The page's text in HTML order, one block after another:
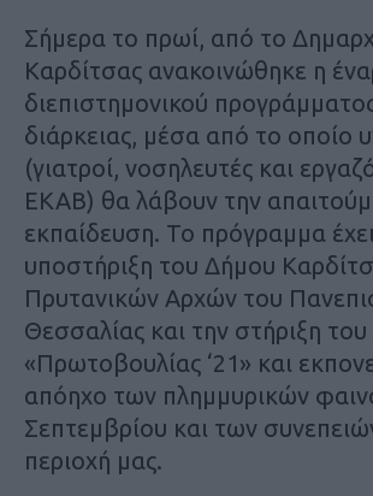
Σήμερα το πρωί, από το
Καρδίτσας ανακοινώθηκε η
διεπιστημονικού
διάρκειας, μέσα από το οποίο
(γιατροί, νοσηλευτές και
ΕΚΑΒ) θα λάβουν την
εκπαίδευση. Το πρόγραμμα
υποστήριξη του Δήμου
Πρυτανικών Αρχών του
Θεσσαλίας και την στήριξη
«Πρωτοβουλίας ‘21» και
απόηχο των πλημμυρικών
Σεπτεμβρίου και των
περιοχή μας.